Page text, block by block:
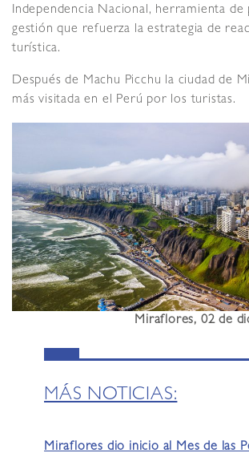
Independencia Nacional, herramienta de
gestión que refuerza la estrategia de
turística.
Después de Machu Picchu la ciudad de
más visitada en el Perú por los turistas.
Miraflores, 02 de
MÁS NOTICIAS:
Miraflores dio inicio al Mes de las